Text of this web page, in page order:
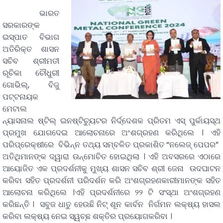
ଭାରତ
ସରକାରଙ୍କ
ଇସ୍ପାତ ବିଭାଗ
ଅତିରିକ୍ତ ଶାସନ
ସଚିବ ଶ୍ରୀମତୀ
ରୂଚିକା ଚୌଧୁରୀ
ଗୋଭିଲ୍, ବିଜୁ
ପଟ୍ଟନାୟକ
ମେଟାଲ
ନ୍ୟାସନାଲ ଷ୍ଟିଲ୍ ଇନଷ୍ଟିଚ୍ୟୁଟର ନିର୍ଦ୍ଦେଶକ ପ୍ରିତମ ଏସ୍ ପୁର୍କାୟସ୍ଥ
ପ୍ରମୁଖ ଯୋଗଦେଇ ଆଲୋଚନାରେ ଅଂଶଗ୍ରହଣ କରିଥିଲେ । ଏହି
ପରିପ୍ରେକ୍ଷୀରେ ବିଭିନ୍ନ ତଥ୍ୟ ସମ୍ବଳିତ ପ୍ରକାଶିତ “ନଲେଜ୍ ପେପର”
ଅତିଥିମାନଙ୍କ ଦ୍ୱାରା ଉନ୍ମୋଚିତ ହୋଇଥିଲା । ଏହି ଅବସରରେ ଏଠାରେ
ଆୟୋଜିତ ଏକ ପ୍ରଦର୍ଶନୀକୁ ମୁଖ୍ୟ ଶାସନ ସଚିବ ଶ୍ରୀ ଜେନା ଉଦଘାଟନ
କରିବା ସହିତ ପ୍ରଦର୍ଶନୀ ପରିଦର୍ଶନ କରି ଅଂଶଗ୍ରହଣକାରୀମାନଙ୍କ ସହିତ
ଆଲୋଚନା କରିଥିଲେ ।ଏହି ପ୍ରଦର୍ଶନୀରେ ୨୨ ଟି ସଂସ୍ଥା ଅଂଶଗ୍ରହଣ
କରିଛନ୍ତି । ସବୁଜ ଧାତୁ ହେଉଛି ନିଟ୍ ଶୂନ କାର୍ବନ ନିର୍ଗମନ ଲକ୍ଷ୍ୟ ହାସଲ
କରିବା ଲକ୍ଷ୍ୟ ନେଇ ସ୍ୱଚ୍ଛ ଶକ୍ତିର ପ୍ରୟୋଗକରିବା ।